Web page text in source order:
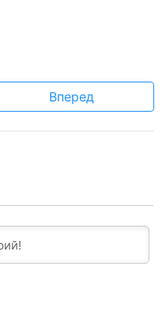
Вперед